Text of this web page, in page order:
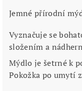
Jemné přírodní
Vyznačuje se
složením a
Mýdlo je šetrné k
Pokožka po umytí